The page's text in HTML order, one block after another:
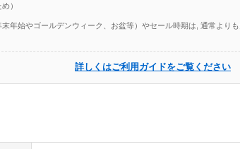
）
年始やゴールデンウィーク、お盆等）やセール時期は, 通常より
詳しくはご利用ガイドをご覧ください